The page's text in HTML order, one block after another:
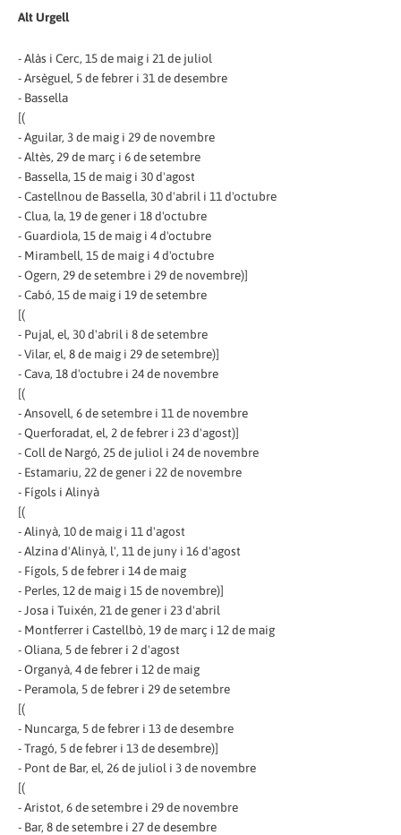
Alt Urgell
- Alàs i Cerc, 15 de maig i 21 de juliol
- Arsèguel, 5 de febrer i 31 de desembre
- Bassella
[(
- Aguilar, 3 de maig i 29 de novembre
- Altès, 29 de març i 6 de setembre
- Bassella, 15 de maig i 30 d'agost
- Castellnou de Bassella, 30 d'abril i 11 d'octubre
- Clua, la, 19 de gener i 18 d'octubre
- Guardiola, 15 de maig i 4 d'octubre
- Mirambell, 15 de maig i 4 d'octubre
- Ogern, 29 de setembre i 29 de novembre)]
- Cabó, 15 de maig i 19 de setembre
[(
- Pujal, el, 30 d'abril i 8 de setembre
- Vilar, el, 8 de maig i 29 de setembre)]
- Cava, 18 d'octubre i 24 de novembre
[(
- Ansovell, 6 de setembre i 11 de novembre
- Querforadat, el, 2 de febrer i 23 d'agost)]
- Coll de Nargó, 25 de juliol i 24 de novembre
- Estamariu, 22 de gener i 22 de novembre
- Fígols i Alinyà
[(
- Alinyà, 10 de maig i 11 d'agost
- Alzina d'Alinyà, l', 11 de juny i 16 d'agost
- Fígols, 5 de febrer i 14 de maig
- Perles, 12 de maig i 15 de novembre)]
- Josa i Tuixén, 21 de gener i 23 d'abril
- Montferrer i Castellbò, 19 de març i 12 de maig
- Oliana, 5 de febrer i 2 d'agost
- Organyà, 4 de febrer i 12 de maig
- Peramola, 5 de febrer i 29 de setembre
[(
- Nuncarga, 5 de febrer i 13 de desembre
- Tragó, 5 de febrer i 13 de desembre)]
- Pont de Bar, el, 26 de juliol i 3 de novembre
[(
- Aristot, 6 de setembre i 29 de novembre
- Bar, 8 de setembre i 27 de desembre